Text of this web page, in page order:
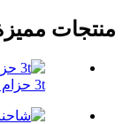
منتجات
3t حزام حزام مسطح حبال